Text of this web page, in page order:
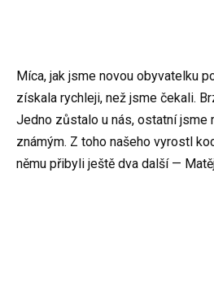
Míca, jak jsme novou obyvatelku
získala rychleji, než jsme čekali.
Jedno zůstalo u nás, ostatní jsme
známým. Z toho našeho vyrostl
němu přibyli ještě dva další —